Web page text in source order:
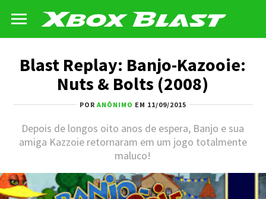
Blast Replay: Banjo-Kazooie:
Nuts & Bolts (2008)
POR ANÔNIMO EM 11/09/2015
Depois de longos oito anos de espera, Banjo e sua
amiga Kazzoie retornaram em um jogo totalmente
maluco!